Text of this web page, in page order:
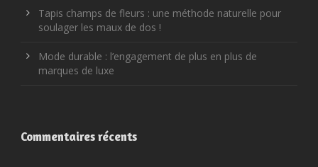
Tapis champs de fleurs : une méthode naturelle pour
soulager les maux de dos !
Mode durable : l’engagement de plus en plus de
marques de luxe
Commentaires récents